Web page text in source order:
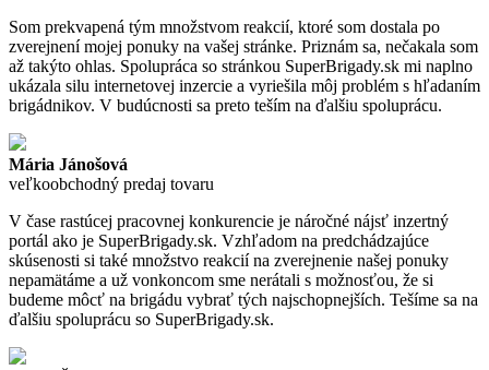
Som prekvapená tým množstvom reakcií, ktoré som dostala po
zverejnení mojej ponuky na vašej stránke. Priznám sa, nečakala som
až takýto ohlas. Spolupráca so stránkou SuperBrigady.sk mi naplno
ukázala silu internetovej inzercie a vyriešila môj problém s hľadaním
brigádnikov. V budúcnosti sa preto teším na ďalšiu spoluprácu.
Mária Jánošová
veľkoobchodný predaj tovaru
V čase rastúcej pracovnej konkurencie je náročné nájsť inzertný
portál ako je SuperBrigady.sk. Vzhľadom na predchádzajúce
skúsenosti si také množstvo reakcií na zverejnenie našej ponuky
nepamätáme a už vonkoncom sme nerátali s možnosťou, že si
budeme môcť na brigádu vybrať tých najschopnejších. Tešíme sa na
ďalšiu spoluprácu so SuperBrigady.sk.